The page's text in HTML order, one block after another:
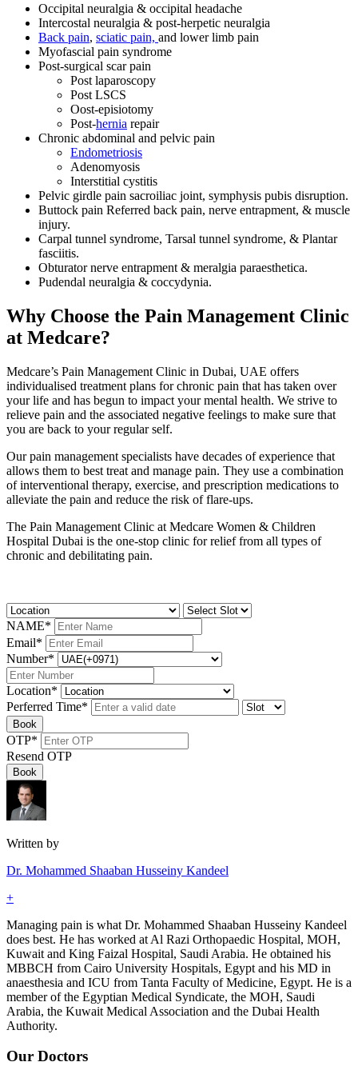
Occipital neuralgia & occipital headache
Intercostal neuralgia & post-herpetic neuralgia
Back pain, sciatic pain, and lower limb pain
Myofascial pain syndrome
Post-surgical scar pain
Post laparoscopy
Post LSCS
Oost-episiotomy
Post-hernia repair
Chronic abdominal and pelvic pain
Endometriosis
Adenomyosis
Interstitial cystitis
Pelvic girdle pain sacroiliac joint, symphysis pubis disruption.
Buttock pain Referred back pain, nerve entrapment, & muscle
injury.
Carpal tunnel syndrome, Tarsal tunnel syndrome, & Plantar
fasciitis.
Obturator nerve entrapment & meralgia paraesthetica.
Pudendal neuralgia & coccydynia.
Why Choose the Pain Management Clinic
at Medcare?
Medcare’s Pain Management Clinic in Dubai, UAE offers
individualised treatment plans for chronic pain that has taken over
your life and has begun to impact your mental health. We strive to
relieve pain and the associated negative feelings to make sure that
you are back to your regular self.
Our pain management specialists have decades of experience that
allows them to best treat and manage pain. They use a combination
of interventional therapy, exercise, and prescription medications to
alleviate the pain and reduce the risk of flare-ups.
The Pain Management Clinic at Medcare Women & Children
Hospital Dubai is the one-stop clinic for relief from all types of
chronic and debilitating pain.
NAME*
Email*
Number*
Location*
Perferred Time*
Book
OTP*
Resend OTP
Book
Written by
Dr. Mohammed Shaaban Husseiny Kandeel
+
Managing pain is what Dr. Mohammed Shaaban Husseiny Kandeel
does best. He has worked at Al Razi Orthopaedic Hospital, MOH,
Kuwait and King Faizal Hospital, Saudi Arabia. He obtained his
MBBCH from Cairo University Hospitals, Egypt and his MD in
anaesthesia and ICU from Tanta Faculty of Medicine, Egypt. He is a
member of the Egyptian Medical Syndicate, the MOH, Saudi
Arabia, the Kuwait Medical Association and the Dubai Health
Authority.
Our Doctors